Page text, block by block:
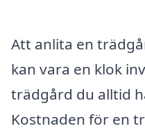
Att anlita en
kan vara en klok
trädgård du alltid
Kostnaden för en